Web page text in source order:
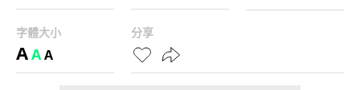
字體大小
AAA
分享